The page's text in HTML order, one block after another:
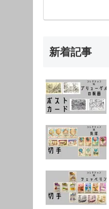
新着記事